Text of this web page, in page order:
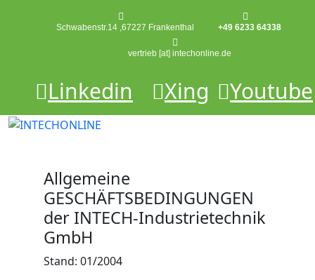
Schwabenstr.14 ,67227 Frankenthal +49 6233 64338
vertrieb [at] intechonline.de
Linkedin Xing Youtube
Allgemeine
GESCHÄFTSBEDINGUNGEN
der INTECH-Industrietechnik
GmbH
Stand: 01/2004